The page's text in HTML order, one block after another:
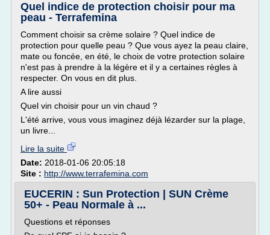
Quel indice de protection choisir pour ma
peau - Terrafemina
Comment choisir sa crème solaire ? Quel indice de
protection pour quelle peau ? Que vous ayez la peau claire,
mate ou foncée, en été, le choix de votre protection solaire
n'est pas à prendre à la légère et il y a certaines règles à
respecter. On vous en dit plus.
A lire aussi
Quel vin choisir pour un vin chaud ?
L'été arrive, vous vous imaginez déjà lézarder sur la plage,
un livre...
Lire la suite
Date: 2018-01-06 20:05:18
Site : http://www.terrafemina.com
EUCERIN : Sun Protection | SUN Crème
50+ - Peau Normale à ...
Questions et réponses